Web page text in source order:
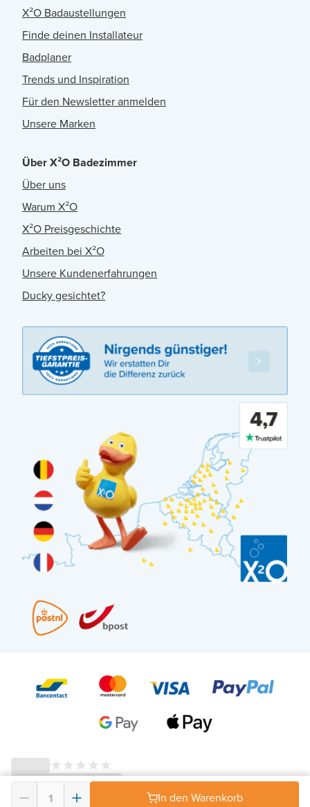
In den Warenkorb
X²O Badaustellungen
Finde deinen Installateur
Badplaner
Trends und Inspiration
Für den Newsletter anmelden
Unsere Marken
Über X²O Badezimmer
Über uns
Warum X²O
X²O Preisgeschichte
Arbeiten bei X²O
Unsere Kundenerfahrungen
Ducky gesichtet?
© 2026 - X²O Badezimmer – USt-IdNr: BE0627.861.895-AGB Widerrufsrecht